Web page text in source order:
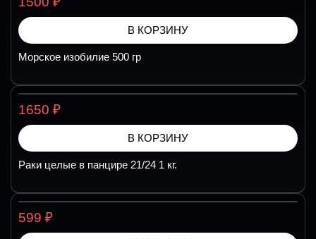
В КОРЗИНУ
Морское изобилие 500 гр
1650 ₽
В КОРЗИНУ
Раки целые в панцире 21/24 1 кг.
599 ₽